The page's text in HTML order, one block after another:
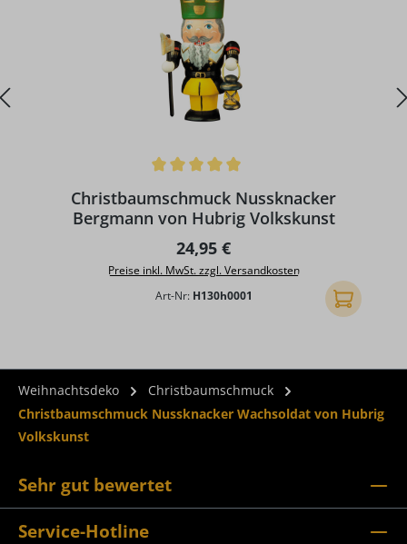
Christbaumschmuck Nussknacker
Bergmann von Hubrig Volkskunst
Regulärer Preis:
24,95 €
Preise inkl. MwSt. zzgl. Versandkosten
Art-Nr: H130h0001 In den
Weihnachtsdeko
Christbaumschmuck
Christbaumschmuck Nussknacker Wachsoldat von Hubrig
Volkskunst
Sehr gut bewertet
Service-Hotline